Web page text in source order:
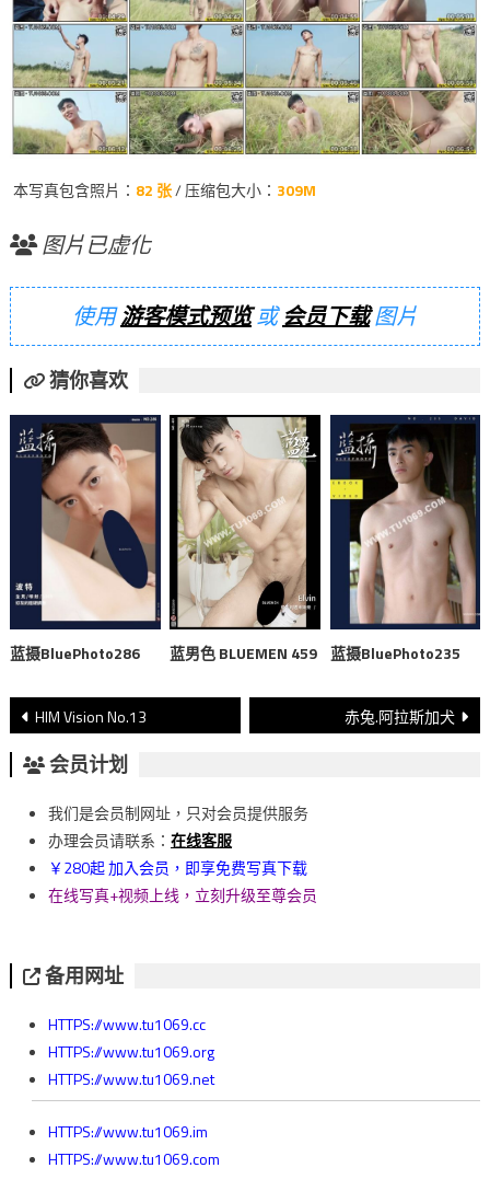
本写真包含照片： 82 张/ 压缩包大小： 309M
图片已虚化
使用游客模式预览或会员下载图片
猜你喜欢
蓝摄BluePhoto286 蓝男色 BLUEMEN 459 蓝摄BluePhoto235
文
章
導
覽
HIM Vision No.13 赤兔.阿拉斯加犬
会员计划
我们是会员制网址，只对会员提供服务
办理会员请联系： 在线客服
￥280起 加入会员，即享免费写真下载
在线写真+视频上线，立刻升级至尊会员
备用网址
HTTPS://www.tu1069.cc
HTTPS://www.tu1069.org
HTTPS://www.tu1069.net
HTTPS://www.tu1069.im
HTTPS://www.tu1069.com